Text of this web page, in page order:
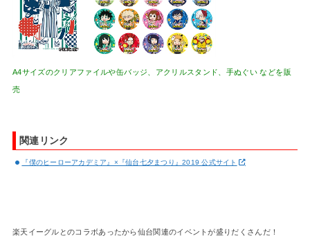
A4サイズのクリアファイルや缶バッジ、アクリルスタンド、手ぬぐい などを販
売
関連リンク
『僕のヒーローアカデミア』×『仙台七夕まつり』2019 公式サイト
楽天イーグルとのコラボあったから仙台関連のイベントが盛りだくさんだ！